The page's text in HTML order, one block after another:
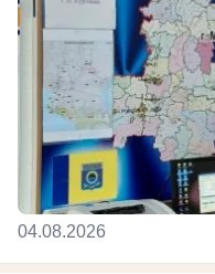
04.08.2026